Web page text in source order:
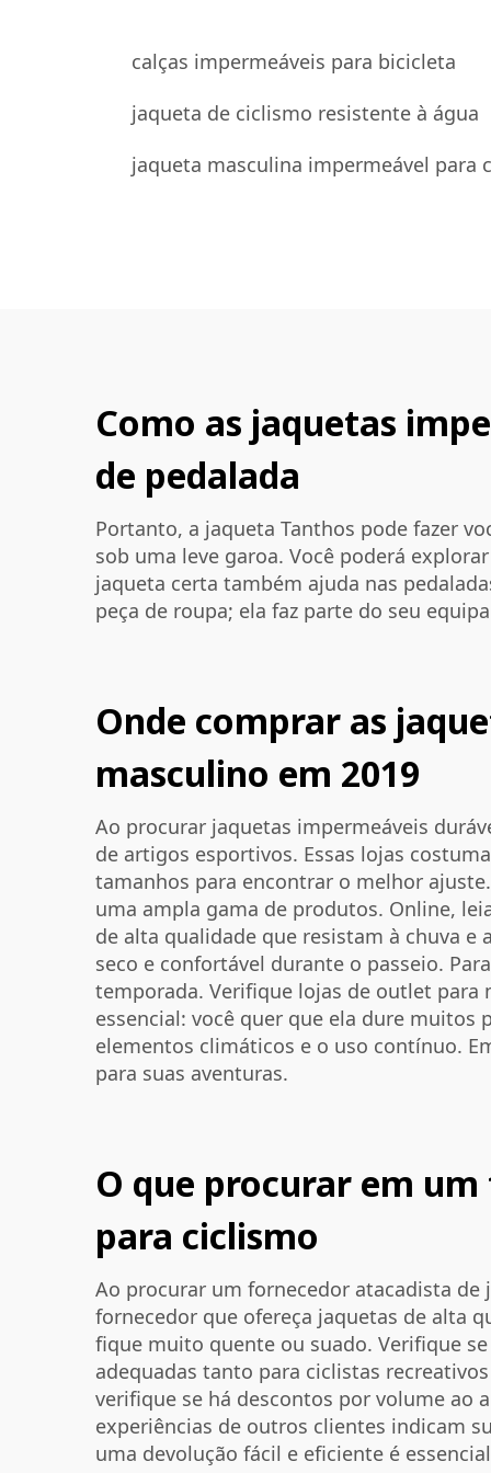
calças impermeáveis para bicicleta
jaqueta de ciclismo resistente à água
jaqueta masculina impermeável para
Como as jaquetas
de pedalada
Portanto, a jaqueta Tanthos pode fazer
sob uma leve garoa. Você poderá
jaqueta certa também ajuda nas
peça de roupa; ela faz parte do seu
Onde comprar as
masculino em 2019
Ao procurar jaquetas impermeáveis
de artigos esportivos. Essas lojas
tamanhos para encontrar o melhor
uma ampla gama de produtos. Online,
de alta qualidade que resistam à chuva e
seco e confortável durante o passeio.
temporada. Verifique lojas de outlet para
essencial: você quer que ela dure muitos
elementos climáticos e o uso contínuo.
para suas aventuras.
O que procurar em
para ciclismo
Ao procurar um fornecedor atacadista
fornecedor que ofereça jaquetas de alta
fique muito quente ou suado. Verifique
adequadas tanto para ciclistas
verifique se há descontos por volume ao
experiências de outros clientes indicam
uma devolução fácil e eficiente é